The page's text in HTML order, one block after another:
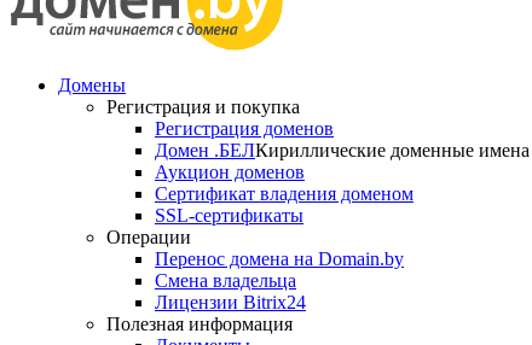
Домены
Регистрация и покупка
Регистрация доменов
Домен .БЕЛКириллические доменные имена
Аукцион доменов
Сертификат владения доменом
SSL-сертификаты
Операции
Перенос домена на Domain.by
Смена владельца
Лицензии Bitrix24
Полезная информация